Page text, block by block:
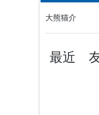
大熊猫介
最近 友